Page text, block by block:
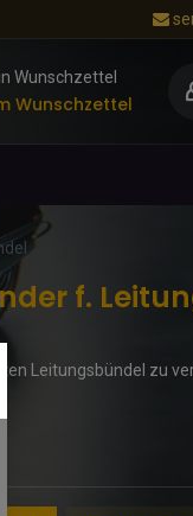
Wunschzettel
Wunschzettel
f.
Leitungsbündel zu